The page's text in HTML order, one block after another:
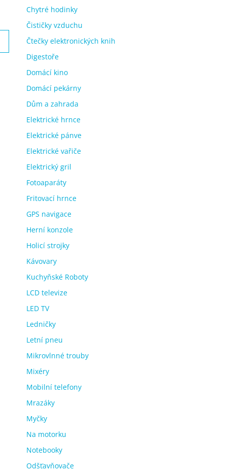
Chytré hodinky
Čističky vzduchu
Čtečky elektronických knih
Digestoře
Domácí kino
Domácí pekárny
Dům a zahrada
Elektrické hrnce
Elektrické pánve
Elektrické vařiče
Elektrický gril
Fotoaparáty
Fritovací hrnce
GPS navigace
Herní konzole
Holicí strojky
Kávovary
Kuchyňské Roboty
LCD televize
LED TV
Ledničky
Letní pneu
Mikrovlnné trouby
Mixéry
Mobilní telefony
Mrazáky
Myčky
Na motorku
Notebooky
Odšťavňovače